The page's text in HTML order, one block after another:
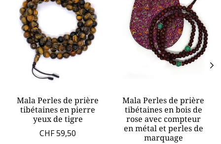
Mala Perles de prière
tibétaines en pierre
yeux de tigre
CHF 59,50
Mala Perles de prière
tibétaines en bois de
rose avec compteur
en métal et perles de
marquage